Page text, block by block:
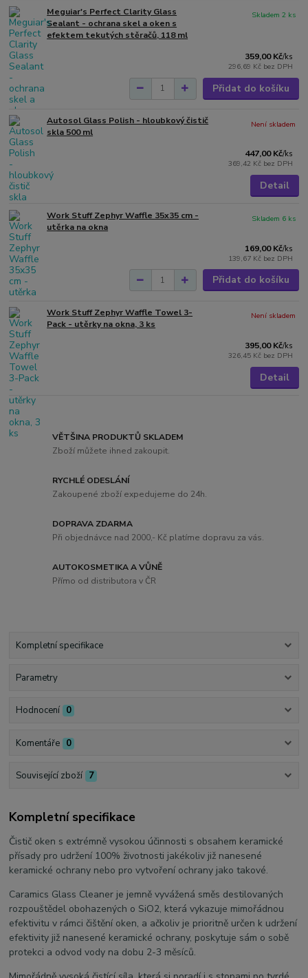
Meguiar's Perfect Clarity Glass
Sealant - ochrana skel a oken s
efektem tekutých stěračů, 118 ml
359,00 Kč/ks
296,69 Kč bez DPH
Skladem 2 ks
Přidat do košíku
Autosol Glass Polish - hloubkový čistič
skla 500 ml
447,00 Kč/ks
369,42 Kč bez DPH
Není skladem
Detail
Work Stuff Zephyr Waffle 35x35 cm -
utěrka na okna
169,00 Kč/ks
139,67 Kč bez DPH
Skladem 6 ks
Přidat do košíku
Work Stuff Zephyr Waffle Towel 3-
Pack - utěrky na okna, 3 ks
395,00 Kč/ks
326,45 Kč bez DPH
Není skladem
Detail
VĚTŠINA PRODUKTŮ SKLADEM
Zboží můžete ihned zakoupit.
RYCHLÉ ODESLÁNÍ
Zakoupené zboží expedujeme do 24h.
DOPRAVA ZDARMA
Při objednávce nad 2000,- Kč platíme dopravu za vás.
AUTOKOSMETIKA A VŮNĚ
Přímo od distributora v ČR
Kompletní specifikace
Parametry
Hodnocení 0
Komentáře 0
Související zboží 7
Kompletní specifikace
Čistič oken s extrémně vysokou účinnosti s obsahem keramické
přísady pro udržení 100% životnosti jakékoliv již nanesené
keramické ochrany nebo pro vytvoření ochrany jako takové.
Caramics Glass Cleaner je jemně vyvážená směs destilovaných
rozpouštědel obohazených o SiO2, která vykazuje mimořádnou
efektivitu v rámci čištění oken, a ačkoliv je prioritně určen k udržení
efektivity již nanesené keramické ochrany, poskytuje sám o sobě
protekci a odvod vody na dobu 2-3 měsíců.